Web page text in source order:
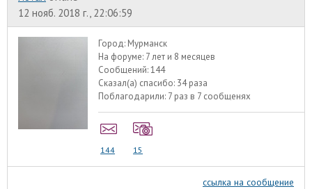
12 нояб. 2018 г., 22:06:59
Город: Мурманск
На форуме: 7 лет и 8 месяцев
Сообщений:144
Сказал(а) спасибо: 34 раза
Поблагодарили: 7 раз в 7 сообщенях
144 15
ссылка на сообщение